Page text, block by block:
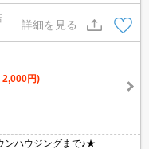
詳細を見る
2,000円)
ンハウジングまで♪★